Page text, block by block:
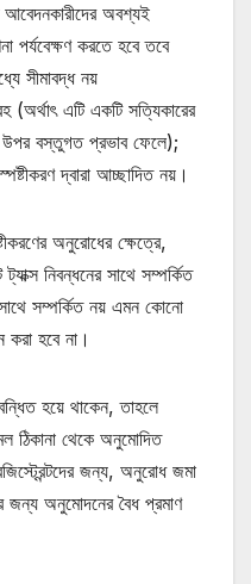
অবশ্যই
পর্যবেক্ষণ করতে হবে তবে
সীমাবদ্ধ নয়
(অর্থাৎ এটি একটি সত্যিকারের
উপর বস্তুগত প্রভাব ফেলে);
দ্বারা আচ্ছাদিত নয়।
অনুরোধের ক্ষেত্রে,
নিবন্ধনের সাথে সম্পর্কিত
সম্পর্কিত নয় এমন কোনো
হবে না।
হয়ে থাকেন, তাহলে
ঠিকানা থেকে অনুমোদিত
জন্য, অনুরোধ জমা
জন্য অনুমোদনের বৈধ প্রমাণ